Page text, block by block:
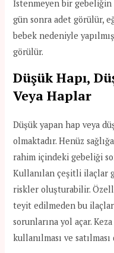
İstenmeyen bir gebeliğin
gün sonra adet görülür,
bebek nedeniyle
görülür.
Düşük Hapı,
Veya Haplar
Düşük yapan hap veya
olmaktadır. Henüz
rahim içindeki gebeliği
Kullanılan çeşitli ilaçlar
riskler oluşturabilir.
teyit edilmeden bu
sorunlarına yol açar.
kullanılması ve